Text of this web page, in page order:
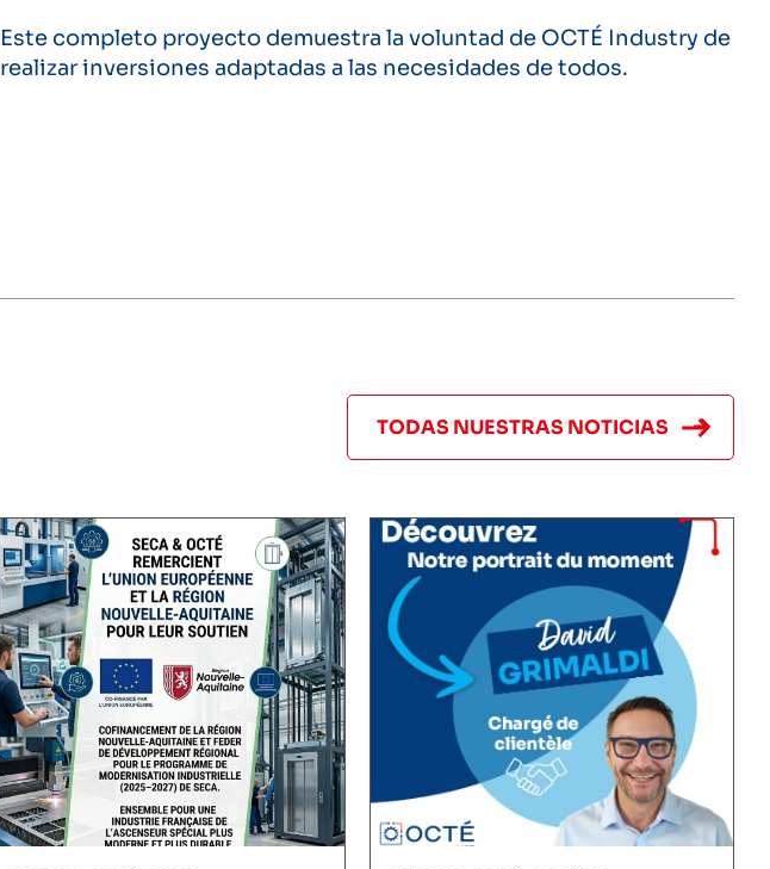
Este completo proyecto demuestra la voluntad de OCTÉ Industry de
realizar inversiones adaptadas a las necesidades de todos.
TODAS NUESTRAS NOTICIAS